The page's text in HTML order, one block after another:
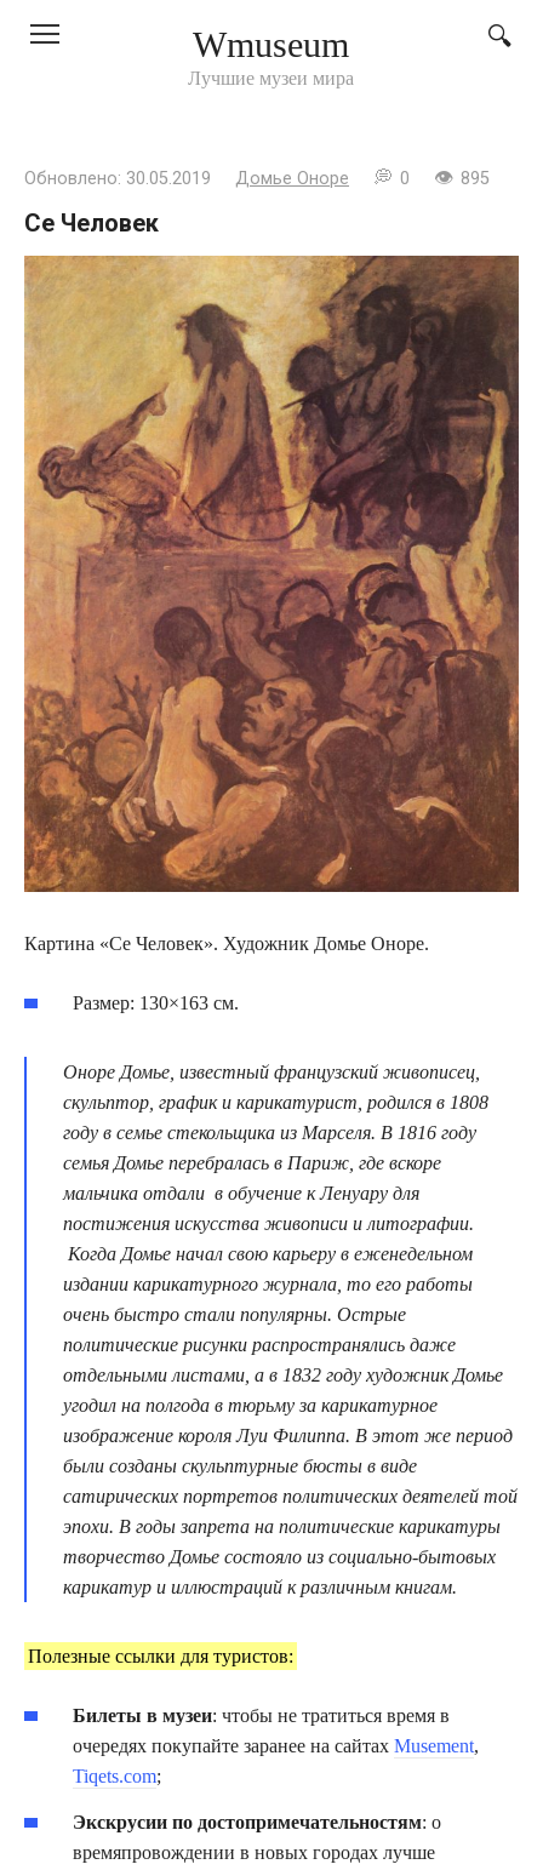
Wmuseum
Лучшие музеи мира
Обновлено: 30.05.2019 Домье Оноре 0 895
Се Человек
Картина «Се Человек». Художник Домье Оноре.
Размер: 130×163 см.
Оноре Домье, известный французский живописец,
скульптор, график и карикатурист, родился в 1808
году в семье стекольщика из Марселя. В 1816 году
семья Домье перебралась в Париж, где вскоре
мальчика отдали в обучение к Ленуару для
постижения искусства живописи и литографии.
Когда Домье начал свою карьеру в еженедельном
издании карикатурного журнала, то его работы
очень быстро стали популярны. Острые
политические рисунки распространялись даже
отдельными листами, а в 1832 году художник Домье
угодил на полгода в тюрьму за карикатурное
изображение короля Луи Филиппа. В этот же период
были созданы скульптурные бюсты в виде
сатирических портретов политических деятелей той
эпохи. В годы запрета на политические карикатуры
творчество Домье состояло из социально-бытовых
карикатур и иллюстраций к различным книгам.
Полезные ссылки для туристов:
Билеты в музеи: чтобы не тратиться время в
очередях покупайте заранее на сайтах Musement,
Tiqets.com;
Экскрусии по достопримечательностям: о
времяпровождении в новых городах лучше